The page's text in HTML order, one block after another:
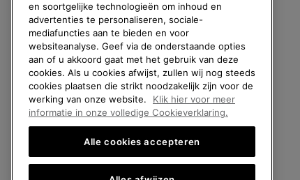
2026SOREL. All rights reserved.
Privacybeleid Gebruiksvoorwaarden Verkoopvoorwaarden
en soortgelijke technologieën om inhoud en
advertenties te personaliseren, sociale-
mediafuncties aan te bieden en voor
websiteanalyse. Geef via de onderstaande opties
aan of u akkoord gaat met het gebruik van deze
cookies. Als u cookies afwijst, zullen wij nog steeds
cookies plaatsen die strikt noodzakelijk zijn voor de
werking van onze website.
Klik hier voor meer
informatie in onze volledige Cookieverklaring.
Alle cookies accepteren